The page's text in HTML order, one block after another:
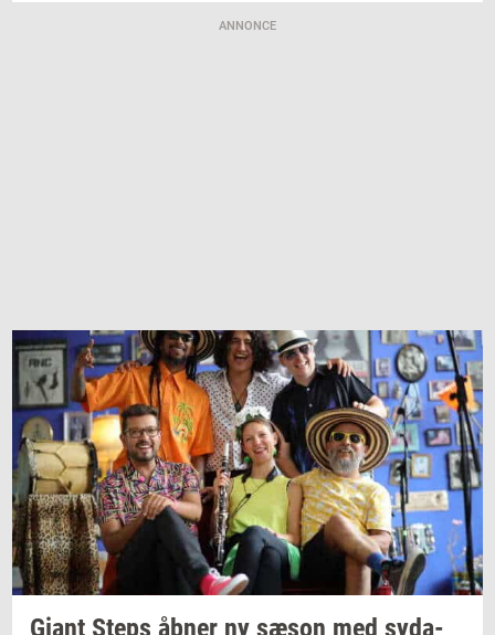
ANNONCE
Giant Steps åbner ny sæson med sy­da­